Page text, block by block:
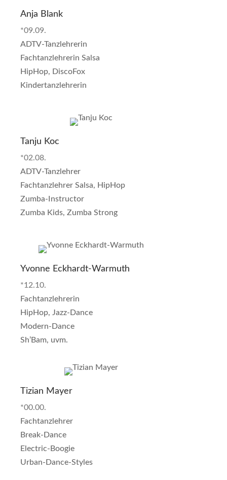
Anja Blank
*09.09.
ADTV-Tanzlehrerin
Fachtanzlehrerin Salsa
HipHop, DiscoFox
Kindertanzlehrerin
Tanju Koc
*02.08.
ADTV-Tanzlehrer
Fachtanzlehrer Salsa, HipHop
Zumba-Instructor
Zumba Kids, Zumba Strong
Yvonne Eckhardt-Warmuth
*12.10.
Fachtanzlehrerin
HipHop, Jazz-Dance
Modern-Dance
Sh’Bam, uvm.
Tizian Mayer
*00.00.
Fachtanzlehrer
Break-Dance
Electric-Boogie
Urban-Dance-Styles